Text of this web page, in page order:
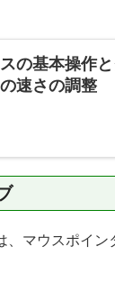
の基本操作
速さの調整
、マウスポイ